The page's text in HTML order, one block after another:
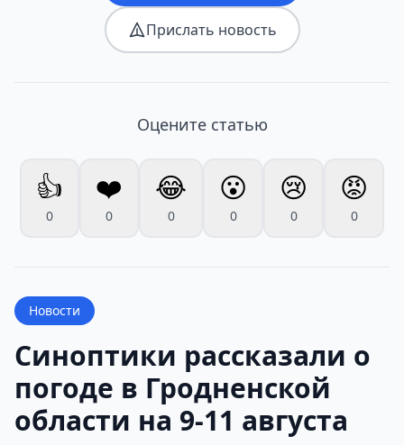
Прислать новость
Оцените статью
👍
0
❤️
0
😂
0
😮
0
😢
0
😡
0
Новости
Синоптики рассказали о
погоде в Гродненской
области на 9-11 августа